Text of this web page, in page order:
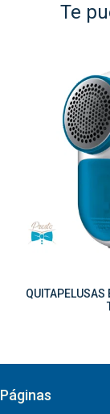
Te
QUITAPELUSAS
Páginas